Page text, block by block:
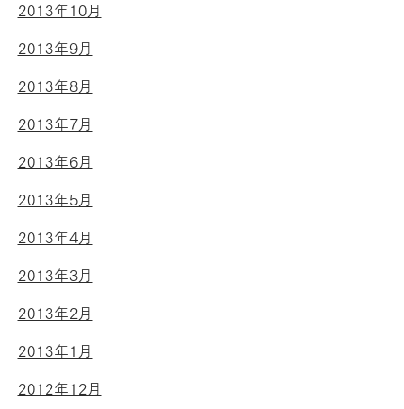
2013年10月
2013年9月
2013年8月
2013年7月
2013年6月
2013年5月
2013年4月
2013年3月
2013年2月
2013年1月
2012年12月